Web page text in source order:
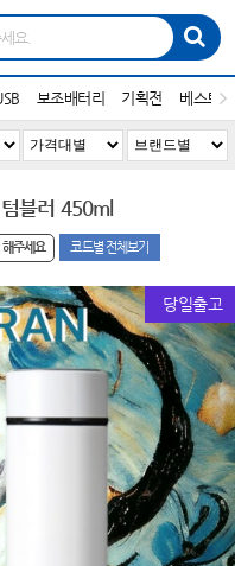
보조배터리 기획전 베스트
블러 450ml
주세요 코드별 전체보기
당일출고